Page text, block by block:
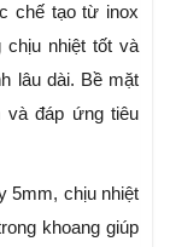
chế tạo từ inox
chịu nhiệt tốt và
lâu dài. Bề mặt
và đáp ứng tiêu
5mm, chịu nhiệt
khoang giúp